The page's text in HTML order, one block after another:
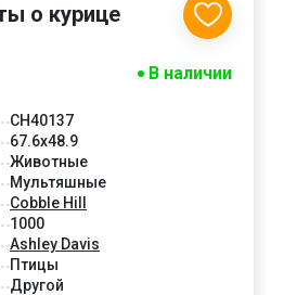
о курице
В наличии
CH40137
67.6x48.9
Животные
Мультяшные
Cobble Hill
1000
Ashley Davis
Птицы
Другой